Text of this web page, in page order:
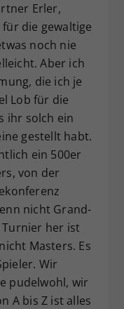
Erler,
die gewaltige
noch nie
Aber ich
die ich je
Lob für die
ihr solch ein
gestellt habt.
ein 500er
von der
nicht Grand-
Turnier her ist
Masters. Es
Wir
pudelwohl, wir
A bis Z ist alles